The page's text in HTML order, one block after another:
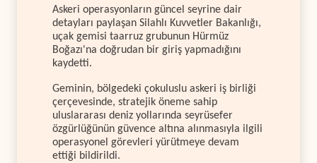
Askeri operasyonların güncel seyrine dair
detayları paylaşan Silahlı Kuvvetler Bakanlığı,
uçak gemisi taarruz grubunun Hürmüz
Boğazı'na doğrudan bir giriş yapmadığını
kaydetti.
Geminin, bölgedeki çokuluslu askeri iş birliği
çerçevesinde, stratejik öneme sahip
uluslararası deniz yollarında seyrüsefer
özgürlüğünün güvence altına alınmasıyla ilgili
operasyonel görevleri yürütmeye devam
ettiği bildirildi.